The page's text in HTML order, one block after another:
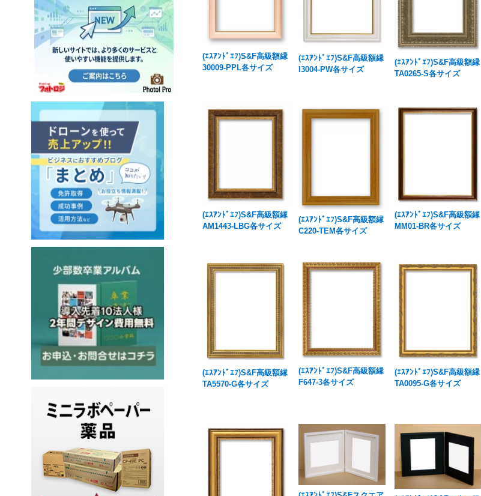
(ｴｽｱﾝﾄﾞｴﾌ)S&F高級額縁
30009-PPL各サイズ
(ｴｽｱﾝﾄﾞｴﾌ)S&F高級額縁
I3004-PW各サイズ
(ｴｽｱﾝﾄﾞｴﾌ)S&F高級額縁
TA0265-S各サイズ
(ｴｽｱﾝﾄﾞｴﾌ)S&F高級額縁
AM1443-LBG各サイズ
(ｴｽｱﾝﾄﾞｴﾌ)S&F高級額縁
C220-TEM各サイズ
(ｴｽｱﾝﾄﾞｴﾌ)S&F高級額縁
MM01-BR各サイズ
(ｴｽｱﾝﾄﾞｴﾌ)S&F高級額縁
TA5570-G各サイズ
(ｴｽｱﾝﾄﾞｴﾌ)S&F高級額縁
F647-3各サイズ
(ｴｽｱﾝﾄﾞｴﾌ)S&F高級額縁
TA0095-G各サイズ